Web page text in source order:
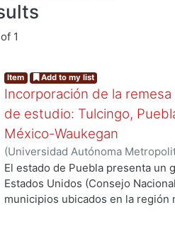
1
Item Add to my list
Incorporación de la
de estudio: Tulcingo,
México-Waukegan
(Universidad Autónoma
de Servicios de Información.,
El estado de Puebla presenta un
Estados Unidos (Consejo
municipios ubicados en la región